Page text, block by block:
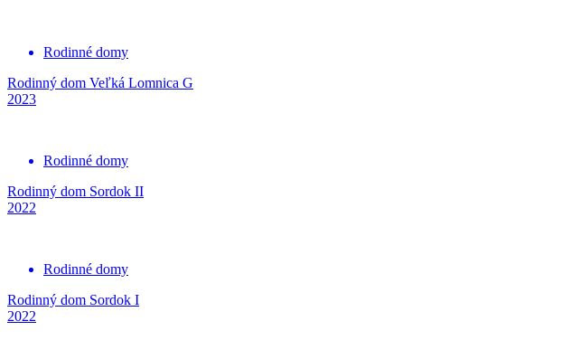
Rodinné domy
Rodinný dom Veľká Lomnica G
2023
Rodinné domy
Rodinný dom Sordok II
2022
Rodinné domy
Rodinný dom Sordok I
2022